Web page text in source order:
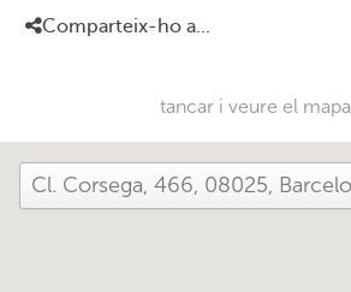
Comparteix-ho a...
tancar i veure el mapa